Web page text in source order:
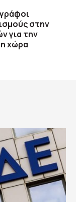
στην
για την
χώρα